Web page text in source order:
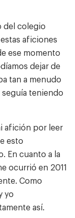
del colegio
aficiones
ese momento
dejar de
tan a menudo
teniendo
afición por leer
esto
En cuanto a la
ocurrió en 2011
Como
yo
así.